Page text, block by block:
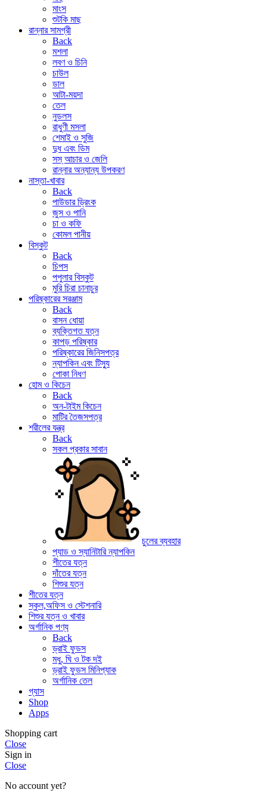
মাংস
শুটকি মাছ
রান্নার সামগ্রী
Back
মশলা
লবণ ও চিনি
চাউল
ডাল
আটা-ময়দা
তেল
নুডলস
রাধুণী মসলা
শেমাই ও সুজি
দুধ এবং ডিম
সস্ আচার ও জেলি
রান্নার অন্যান্য উপকরণ
নাস্তা-খাবার
Back
পাউডার ড্রিংক
জুস ও পানি
চা ও কফি
কোমল পানীয়
বিস্কুট
Back
চিপস
পপুলার বিস্কুট
মুরি চিরা চানাচুর
পরিষ্কারের সরঞ্জাম
Back
বাসন ধোয়া
ব্যক্তিগত যত্ন
কাপড় পরিষ্কার
পরিষ্কারের জিনিসপত্র
ন্যাপকিন এবং টিস্যু
পোকা নিধণ
হোম ও কিচেন
Back
অন-টাইম কিচেন
মাটির তৈজসপত্র
শরীলের যন্ত্র
Back
সকল প্রকার সাবান
চুলের ব্যবহার
প্যাড ও স্যানিটারি ন্যাপকিন
শীতের যত্ন
দাঁতের যত্ন
শিশুর যত্ন
শীতের যত্ন
স্কুল,অফিস ও স্টেশনারি
শিশুর যত্ন ও খাবার
অর্গানিক পণ্য
Back
ড্রাই ফুডস
মধু, ঘি ও টক দই
ড্রাই ফুডস মিনিপ্যাক
অর্গানিক তেল
গ্যাস
Shop
Apps
Shopping cart
Close
Sign in
Close
No account yet?